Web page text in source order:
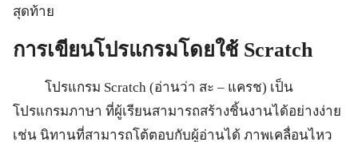
สุดท้าย
การเขียนโปรแกรมโดยใช้ Scratch
โปรแกรม Scratch (อ่านว่า สะ – แครช) เป็น
โปรแกรมภาษา ที่ผู้เรียนสามารถสร้างชิ้นงานได้อย่างง่าย
เช่น นิทานที่สามารถโต้ตอบกับผู้อ่านได้ ภาพเคลื่อนไหว